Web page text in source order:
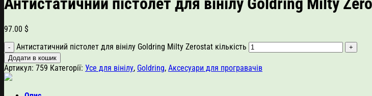
97.00 $
Антистатичний пістолет для вінілу Goldring Milty Zerostat кількість
Додати в кошик
Артикул: 759 Категорії: Усе для вінілу, Goldring, Аксесуари для програвачів